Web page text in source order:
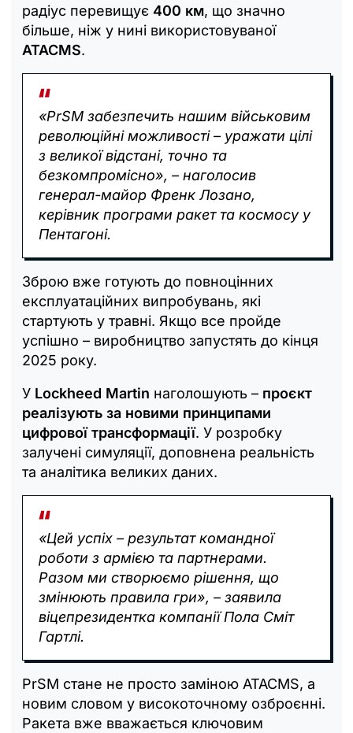
радіус перевищує 400 км, що значно
більше, ніж у нині використовуваної
ATACMS.
«PrSM забезпечить нашим військовим
революційні можливості – уражати цілі
з великої відстані, точно та
безкомпромісно», – наголосив
генерал-майор Френк Лозано,
керівник програми ракет та космосу у
Пентагоні.
Зброю вже готують до повноцінних
експлуатаційних випробувань, які
стартують у травні. Якщо все пройде
успішно – виробництво запустять до кінця
2025 року.
У Lockheed Martin наголошують – проєкт
реалізують за новими принципами
цифрової трансформації. У розробку
залучені симуляції, доповнена реальність
та аналітика великих даних.
«Цей успіх – результат командної
роботи з армією та партнерами.
Разом ми створюємо рішення, що
змінюють правила гри», – заявила
віцепрезидентка компанії Пола Сміт
Гартлі.
PrSM стане не просто заміною ATACMS, а
новим словом у високоточному озброєнні.
Ракета вже вважається ключовим